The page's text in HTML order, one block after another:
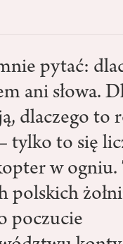
pytać:
ani słowa.
dlaczego to
tylko to się
w ogniu.
poczucie